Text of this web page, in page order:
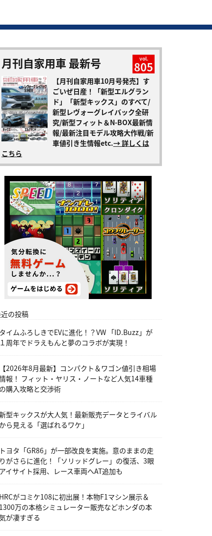
月刊自家用車 最新号 vol.
805
【月刊自家用車10月号発売】す
ごいぜ日産！「新型エルグラン
ド」「新型キックス」のすべて/
新型レヴォーグレイバック全研
究/新型フィット＆N-BOX最新情
報/最新注目モデル攻略大作戦/新
車値引き生情報etc.→ 詳しくは
こちら
の投稿
タイムふろしきでEVに進化！？VW 「ID.Buzz」が
１周年でドラえもんと夢のコラボが実現！
【2026年8月最新】コンパクト＆ワゴン値引き相場
報！ フィット・ヤリス・ノートなど人気14車種
の購入攻略と交渉術
型キックスが大人気！最新販売データとライバル
から見える「選ばれるワケ」
トヨタ「GR86」が一部改良を実施。意のままの走
りがさらに進化！「ソリッドグレー」の復活、3眼
アイサイト採用、レース車両へAT追加も
HRCがコミケ108に初出展！本物F1マシン展示＆
1300万の本格シミュレーター販売などホンダの本
が凄すぎる